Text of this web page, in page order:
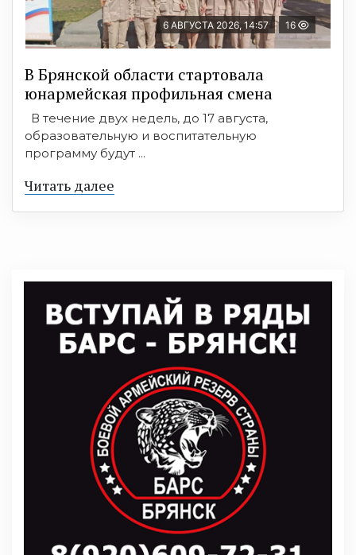
6 АВГУСТА 2026, 14:57 16
В Брянской области стартовала
юнармейская профильная смена
В течение двух недель, до 17 августа,
образовательную и воспитательную
программу будут ...
Читать далее